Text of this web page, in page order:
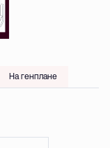
На генплане